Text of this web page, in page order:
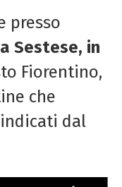
presso
Sestese, in
Fiorentino,
che
dal